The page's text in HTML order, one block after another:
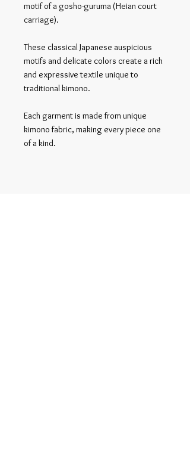
motif of a gosho-guruma (Heian court
carriage).
These classical Japanese auspicious
motifs and delicate colors create a rich
and expressive textile unique to
traditional kimono.
Each garment is made from unique
kimono fabric, making every piece one
of a kind.